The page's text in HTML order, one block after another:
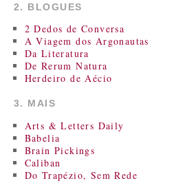
2. BLOGUES
2 Dedos de Conversa
A Viagem dos Argonautas
Da Literatura
De Rerum Natura
Herdeiro de Aécio
3. MAIS
Arts & Letters Daily
Babelia
Brain Pickings
Caliban
Do Trapézio, Sem Rede